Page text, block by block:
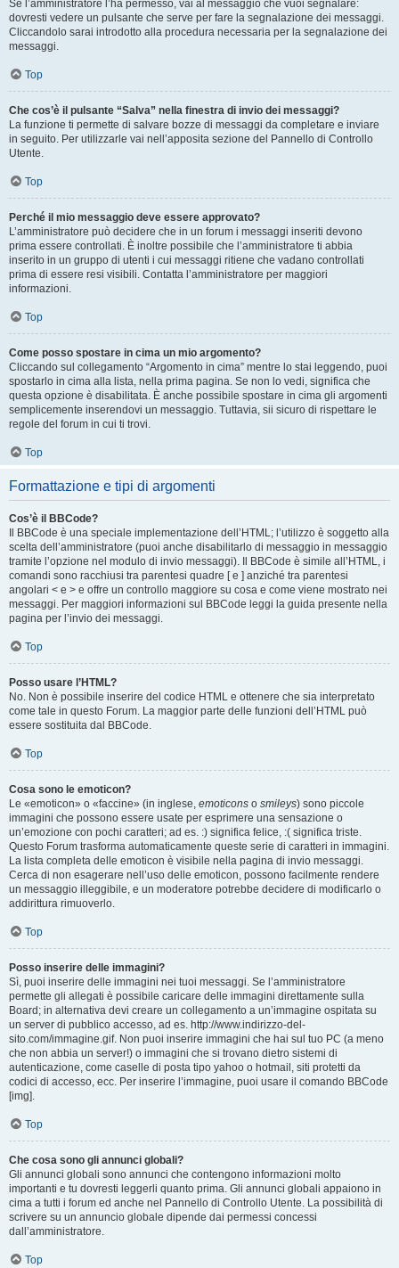
Se l’amministratore l’ha permesso, vai al messaggio che vuoi segnalare:
dovresti vedere un pulsante che serve per fare la segnalazione dei messaggi.
Cliccandolo sarai introdotto alla procedura necessaria per la segnalazione dei
messaggi.
Top
Che cos’è il pulsante “Salva” nella finestra di invio dei messaggi?
La funzione ti permette di salvare bozze di messaggi da completare e inviare
in seguito. Per utilizzarle vai nell’apposita sezione del Pannello di Controllo
Utente.
Top
Perché il mio messaggio deve essere approvato?
L’amministratore può decidere che in un forum i messaggi inseriti devono
prima essere controllati. È inoltre possibile che l’amministratore ti abbia
inserito in un gruppo di utenti i cui messaggi ritiene che vadano controllati
prima di essere resi visibili. Contatta l’amministratore per maggiori
informazioni.
Top
Come posso spostare in cima un mio argomento?
Cliccando sul collegamento “Argomento in cima” mentre lo stai leggendo, puoi
spostarlo in cima alla lista, nella prima pagina. Se non lo vedi, significa che
questa opzione è disabilitata. È anche possibile spostare in cima gli argomenti
semplicemente inserendovi un messaggio. Tuttavia, sii sicuro di rispettare le
regole del forum in cui ti trovi.
Top
Formattazione e tipi di argomenti
Cos’è il BBCode?
Il BBCode è una speciale implementazione dell’HTML; l’utilizzo è soggetto alla
scelta dell’amministratore (puoi anche disabilitarlo di messaggio in messaggio
tramite l’opzione nel modulo di invio messaggi). Il BBCode è simile all’HTML, i
comandi sono racchiusi tra parentesi quadre [ e ] anziché tra parentesi
angolari < e > e offre un controllo maggiore su cosa e come viene mostrato nei
messaggi. Per maggiori informazioni sul BBCode leggi la guida presente nella
pagina per l’invio dei messaggi.
Top
Posso usare l’HTML?
No. Non è possibile inserire del codice HTML e ottenere che sia interpretato
come tale in questo Forum. La maggior parte delle funzioni dell’HTML può
essere sostituita dal BBCode.
Top
Cosa sono le emoticon?
Le «emoticon» o «faccine» (in inglese, emoticons o smileys) sono piccole
immagini che possono essere usate per esprimere una sensazione o
un’emozione con pochi caratteri; ad es. :) significa felice, :( significa triste.
Questo Forum trasforma automaticamente queste serie di caratteri in immagini.
La lista completa delle emoticon è visibile nella pagina di invio messaggi.
Cerca di non esagerare nell’uso delle emoticon, possono facilmente rendere
un messaggio illeggibile, e un moderatore potrebbe decidere di modificarlo o
addirittura rimuoverlo.
Top
Posso inserire delle immagini?
Sì, puoi inserire delle immagini nei tuoi messaggi. Se l’amministratore
permette gli allegati è possibile caricare delle immagini direttamente sulla
Board; in alternativa devi creare un collegamento a un’immagine ospitata su
un server di pubblico accesso, ad es. http://www.indirizzo-del-
sito.com/immagine.gif. Non puoi inserire immagini che hai sul tuo PC (a meno
che non abbia un server!) o immagini che si trovano dietro sistemi di
autenticazione, come caselle di posta tipo yahoo o hotmail, siti protetti da
codici di accesso, ecc. Per inserire l’immagine, puoi usare il comando BBCode
[img].
Top
Che cosa sono gli annunci globali?
Gli annunci globali sono annunci che contengono informazioni molto
importanti e tu dovresti leggerli quanto prima. Gli annunci globali appaiono in
cima a tutti i forum ed anche nel Pannello di Controllo Utente. La possibilità di
scrivere su un annuncio globale dipende dai permessi concessi
dall’amministratore.
Top